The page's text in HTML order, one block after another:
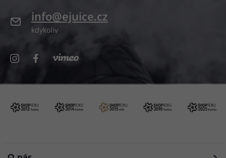
info@ejuice.cz
kdykoliv